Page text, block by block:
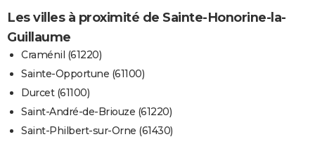
Les villes à proximité de Sainte-Honorine-la-
Guillaume
Craménil (61220)
Sainte-Opportune (61100)
Durcet (61100)
Saint-André-de-Briouze (61220)
Saint-Philbert-sur-Orne (61430)